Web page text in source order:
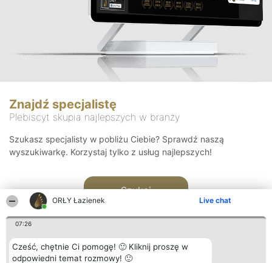
ORŁY Łazienek Live chat
07:26
Cześć, chętnie Ci pomogę! 🙂 Kliknij proszę w
odpowiedni temat rozmowy! 🙂
Znajdź specjalistę
Plebiscyt skupia najlepszych w branży
Szukasz specjalisty w pobliżu Ciebie? Sprawdź naszą
wyszukiwarkę. Korzystaj tylko z usług najlepszych!
Szukaj